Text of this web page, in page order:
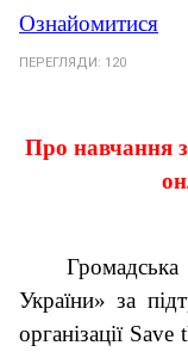
Ознайомитися
ПЕРЕГЛЯДИ: 120
Про навчання з
Громадська
України» за
організації